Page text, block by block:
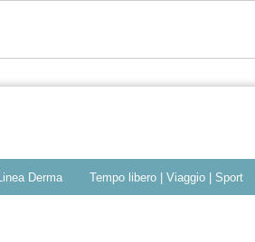
Derma Tempo libero | Viaggio | Sport